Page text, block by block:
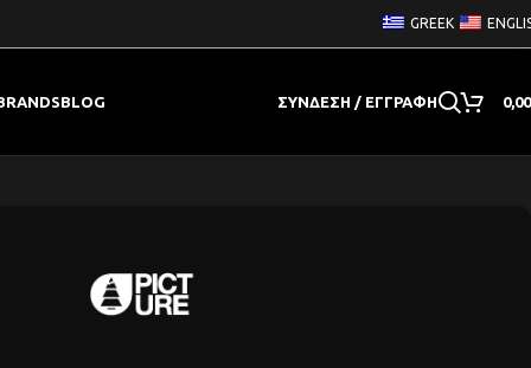
GREEK
BLOG ΣΎΝΔΕΣΗ / ΕΓΓΡΑΦΉ